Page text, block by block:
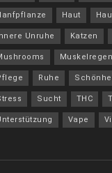
Haut
Unruhe Katzen
Ruhe
Sucht THC
Vape